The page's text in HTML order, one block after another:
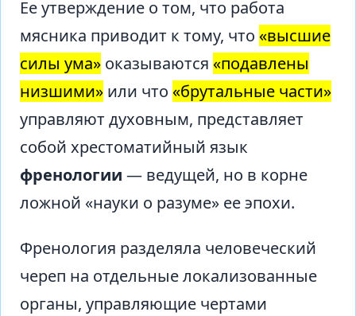
Ее утверждение о том, что работа
мясника приводит к тому, что «высшие
силы ума» оказываются «подавлены
низшими» или что «брутальные части»
управляют духовным, представляет
собой хрестоматийный язык
френологии — ведущей, но в корне
ложной «науки о разуме» ее эпохи.
Френология разделяла человеческий
череп на отдельные локализованные
органы, управляющие чертами